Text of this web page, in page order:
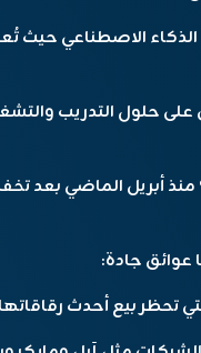
الاصطناعي حيث تُعد
حلول التدريب
عوائق جادة:
تحظر بيع أحدث